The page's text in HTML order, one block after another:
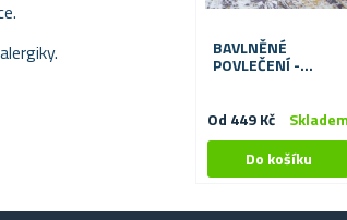
BAVLNĚNÉ
POVLEČENÍ -
Od 449 Kč